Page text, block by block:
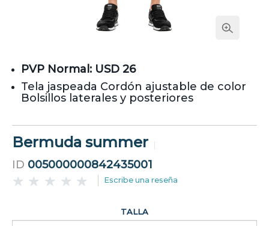
PVP Normal: USD 26
Tela jaspeada Cordón ajustable de color
Bolsillos laterales y posteriores
Bermuda summer
ID 005000000842435001
Escribe una reseña
TALLA